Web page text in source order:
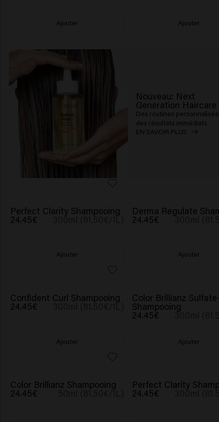
Nouveau: Next
Generation Haircare
Des routines
des résultats immédiats
EN SAVOIR PLUS
Ajouter Ajouter
Perfect Clarity Shampooing
24.45€ 300ml (81.50€/1L)
Ajouter
Derma Regulate
24.45€ 300ml
Ajouter
Confident Curl Shampooing
24.45€ 300ml (81.50€/1L)
Ajouter
Color Brillianz
Shampooing
24.45€ 300ml
Ajouter
Color Brillianz Shampooing
24.45€ 50ml (81.50€/1L)
Perfect Clarity
24.45€ 300ml